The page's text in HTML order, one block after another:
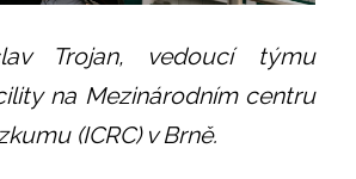
Trojan, vedoucí týmu
na Mezinárodním centru
(ICRC) v Brně.